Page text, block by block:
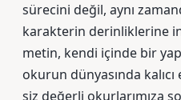
sürecini değil, aynı
karakterin derinliklerine
metin, kendi içinde bir
okurun dünyasında
siz değerli okurlarımıza